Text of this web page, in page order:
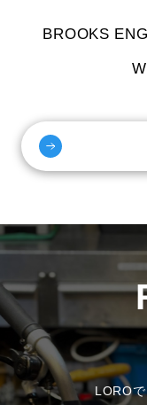
BROOKS
LORO